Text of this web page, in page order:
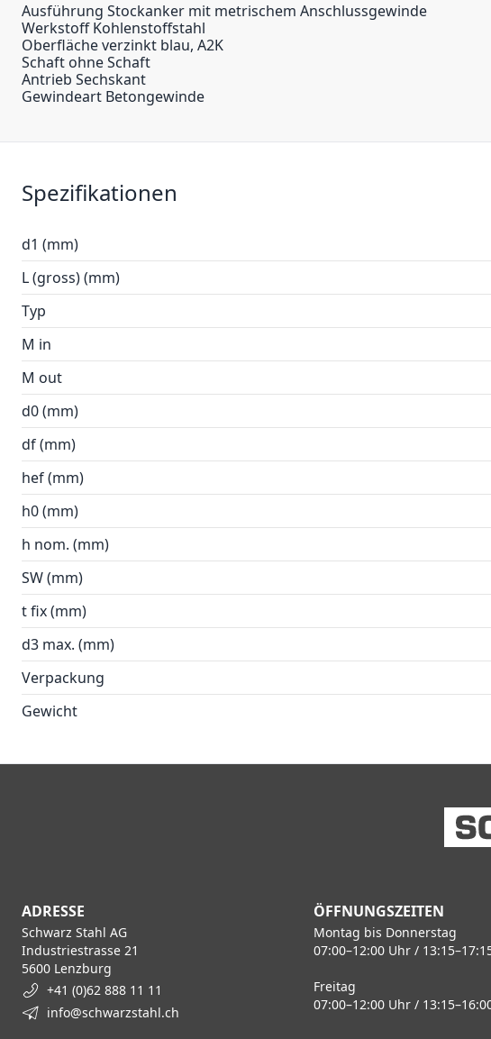
Ausführung Stockanker mit metrischem Anschlussgewinde
Werkstoff Kohlenstoffstahl
Oberfläche verzinkt blau, A2K
Schaft ohne Schaft
Antrieb Sechskant
Gewindeart Betongewinde
Spezifikationen
d1 (mm)
L (gross) (mm)
Typ
M in
M out
d0 (mm)
df (mm)
hef (mm)
h0 (mm)
h nom. (mm)
SW (mm)
t fix (mm)
d3 max. (mm)
Verpackung
Gewicht
ADRESSE
Schwarz Stahl AG
Industriestrasse 21
5600 Lenzburg
+41 (0)62 888 11 11
info@schwarzstahl.ch
ÖFFNUNGSZEITEN
Montag bis Donnerstag
07:00–12:00 Uhr /
Freitag
07:00–12:00 Uhr /